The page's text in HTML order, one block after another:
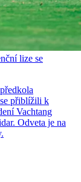
lize se
přiblížili k
Vachtang
Odveta je na